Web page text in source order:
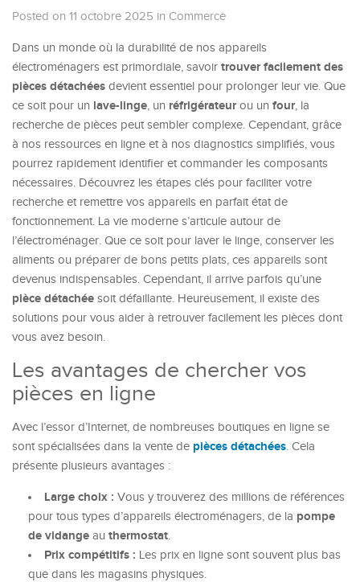
Posted on 11 octobre 2025 in Commerce
Dans un monde où la durabilité de nos appareils
électroménagers est primordiale, savoir trouver facilement des
pièces détachées devient essentiel pour prolonger leur vie. Que
ce soit pour un lave-linge, un réfrigérateurou un four, la
recherche de pièces peut sembler complexe. Cependant, grâce
à nos ressources en ligne et à nos diagnostics simplifiés, vous
pourrez rapidement identifier et commander les composants
nécessaires. Découvrez les étapes clés pour faciliter votre
recherche et remettre vos appareils en parfait état de
fonctionnement. La vie moderne s’articule autour de
l’électroménager. Que ce soit pour laver le linge, conserver les
aliments ou préparer de bons petits plats, ces appareils sont
devenus indispensables. Cependant, il arrive parfois qu’une
pièce détachée soit défaillante. Heureusement, il existe des
solutions pour vous aider à retrouver facilement les pièces dont
vous avez besoin.
Les avantages de chercher vos
pièces en ligne
Avec l’essor d’Internet, de nombreuses boutiques en ligne se
sont spécialisées dans la vente de pièces détachées. Cela
présente plusieurs avantages :
Large choix : Vous y trouverez des millions de références
pour tous types d’appareils électroménagers, de la pompe
de vidange au thermostat.
Prix compétitifs : Les prix en ligne sont souvent plus bas
que dans les magasins physiques.